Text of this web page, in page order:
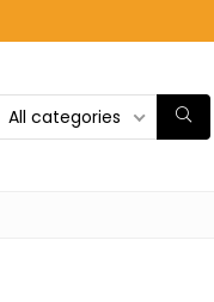
All categories